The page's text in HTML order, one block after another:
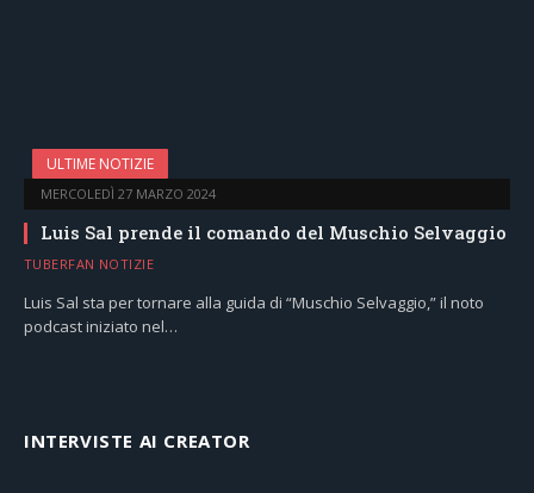
ULTIME NOTIZIE
MERCOLEDÌ 27 MARZO 2024
Luis Sal prende il comando del Muschio Selvaggio
TUBERFAN NOTIZIE
Luis Sal sta per tornare alla guida di “Muschio Selvaggio,” il noto
podcast iniziato nel…
INTERVISTE AI CREATOR